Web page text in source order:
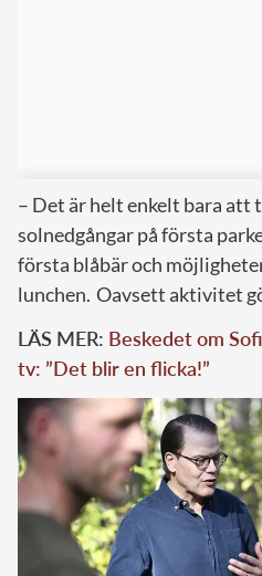
– Det är helt enkelt bara att
solnedgångar på första
första blåbär och
lunchen. Oavsett aktivitet
LÄS MER: Beskedet om
tv: ”Det blir en flicka!”